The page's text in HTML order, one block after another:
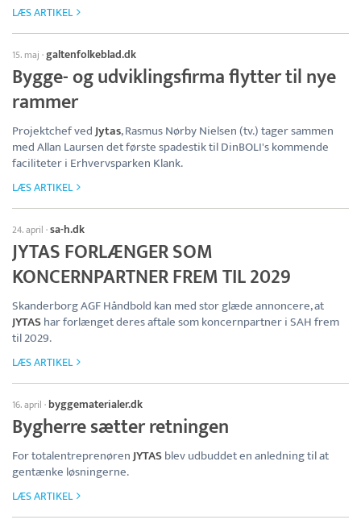
LÆS ARTIKEL
15. maj ·galtenfolkeblad.dk
Bygge- og udviklingsfirma flytter til nye
rammer
Projektchef vedJytas, Rasmus Nørby Nielsen (tv.) tager sammen
med Allan Laursen det første spadestik til DinBOLI's kommende
faciliteter i Erhvervsparken Klank.
LÆS ARTIKEL
24. april ·sa-h.dk
JYTAS FORLÆNGER SOM
KONCERNPARTNER FREM TIL 2029
Skanderborg AGF Håndbold kan med stor glæde annoncere, at
JYTAShar forlænget deres aftale som koncernpartner i SAH frem
til 2029.
LÆS ARTIKEL
16. april · byggematerialer.dk
Bygherre sætter retningen
For totalentreprenørenJYTASblev udbuddet en anledning til at
gentænke løsningerne.
LÆS ARTIKEL